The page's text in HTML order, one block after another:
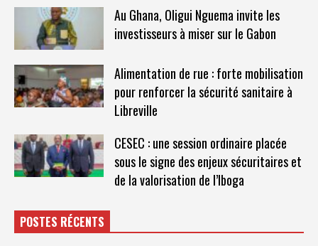
Au Ghana, Oligui Nguema invite les
investisseurs à miser sur le Gabon
Alimentation de rue : forte mobilisation
pour renforcer la sécurité sanitaire à
Libreville
CESEC : une session ordinaire placée
sous le signe des enjeux sécuritaires et
de la valorisation de l’Iboga
POSTES RÉCENTS